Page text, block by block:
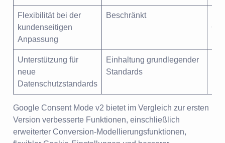
Flexibilität bei der
kundenseitigen
Anpassung
Beschränkt
Unterstützung für
neue
Datenschutzstandards
Einhaltung grundlegender
Standards
Google Consent Mode v2 bietet im Vergleich zur ersten
Version verbesserte Funktionen, einschließlich
erweiterter Conversion-Modellierungsfunktionen,